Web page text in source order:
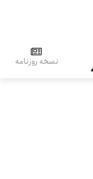
نسخه روزنامه